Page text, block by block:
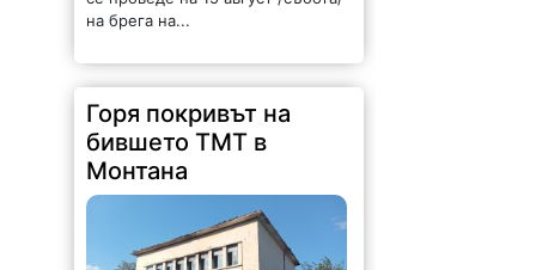
2026-08-10 09:00:26
Пожар избухна вчера след обяд